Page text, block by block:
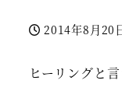
投稿日
2014年8月20
ヒーリングと